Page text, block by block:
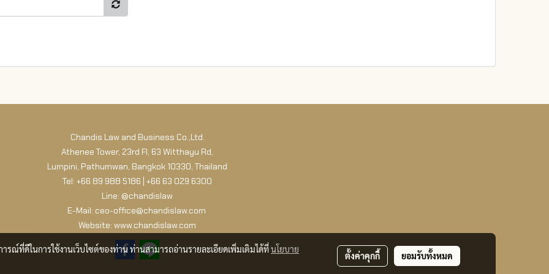
Chandis Law and Business Co.,Ltd.
Athenee Tower, 23rd Fl, 63 Witthayu Rd,
Lumpini, Pathumwan, Bangkok 10330, Thailand
Tel: +66 89 988 5186 | +66 63 029 6300
Line: @chandislaw
E-Mail: ceo-office@chandislaw.com
Website: www.chandislaw.com
ณ์ที่ดีในการใช้งานเว็บไซต์ของท่าน ท่านสามารถอ่านรายละเอียดเพิ่มเติมได้ที่นโยบาย
ตั้งค่าคุกกี้ ยอมรับทั้งหมด